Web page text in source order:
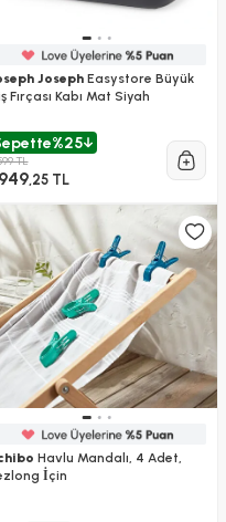
JosephEasystore Büyük
Fırçası Kabı Mat Siyah
%25
TL
,25 TL
Havlu Mandalı, 4 Adet,
İçin